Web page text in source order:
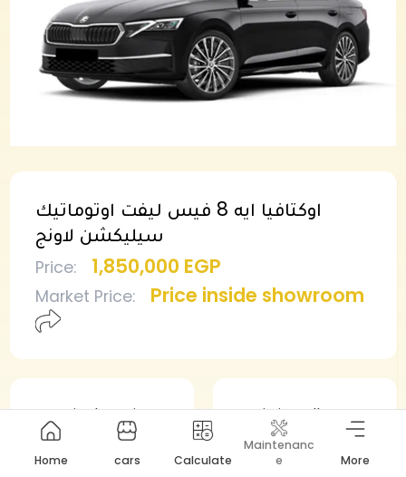
اوكتافيا ايه 8 فيس ليفت اوتوماتيك
سيليكشن لاونج
Price: 1,850,000 EGP
Market Price: Price inside showroom
Min deposit
925,000 EGP
Min installment
19,657 EGP
Home cars Calculate
Maintenanc
e
More